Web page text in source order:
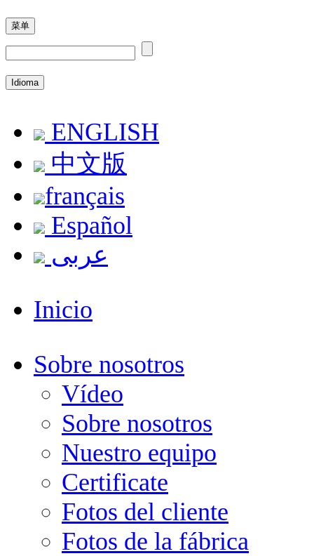
菜单
Idioma
ENGLISH
中文版
français
Español
عربى
Inicio
Sobre nosotros
Vídeo
Sobre nosotros
Nuestro equipo
Certificate
Fotos del cliente
Fotos de la fábrica